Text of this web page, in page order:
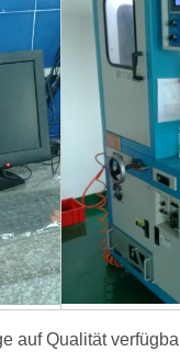
auf Qualität